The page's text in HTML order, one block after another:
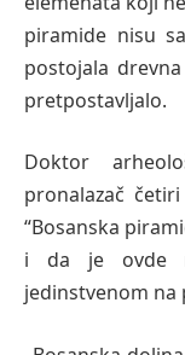
piramide nisu
postojala
pretpostavljalo.
Doktor
pronalazač
“Bosanska
i da je ovde
jedinstvenom na